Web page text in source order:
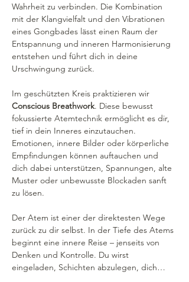
Wahrheit zu verbinden. Die Kombination
mit der Klangvielfalt und den Vibrationen
eines Gongbades lässt einen Raum der
Entspannung und inneren Harmonisierung
entstehen und führt dich in deine
Urschwingung zurück.
Im geschützten Kreis praktizieren wir
Conscious Breathwork. Diese bewusst
fokussierte Atemtechnik ermöglicht es dir,
tief in dein Inneres einzutauchen.
Emotionen, innere Bilder oder körperliche
Empfindungen können auftauchen und
dich dabei unterstützen, Spannungen, alte
Muster oder unbewusste Blockaden sanft
zu lösen.
Der Atem ist einer der direktesten Wege
zurück zu dir selbst. In der Tiefe des Atems
beginnt eine innere Reise – jenseits von
Denken und Kontrolle. Du wirst
eingeladen, Schichten abzulegen, dich…